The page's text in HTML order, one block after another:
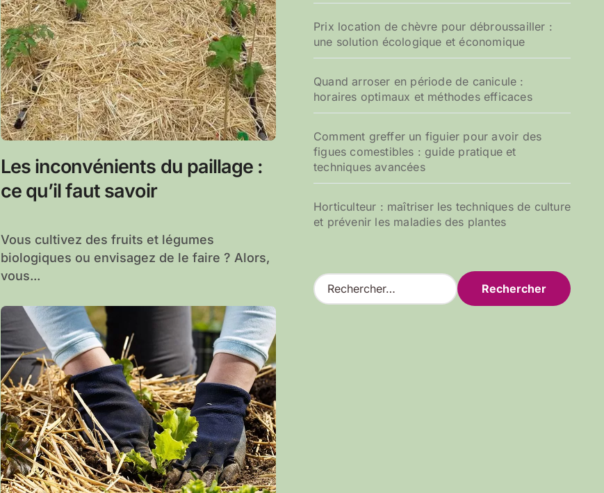
Les inconvénients du paillage :
ce qu’il faut savoir
Vous cultivez des fruits et légumes
biologiques ou envisagez de le faire ? Alors,
vous...
Prix location de chèvre pour débroussailler :
une solution écologique et économique
Quand arroser en période de canicule :
horaires optimaux et méthodes efficaces
Comment greffer un figuier pour avoir des
figues comestibles : guide pratique et
techniques avancées
Horticulteur : maîtriser les techniques de culture
et prévenir les maladies des plantes
R
e